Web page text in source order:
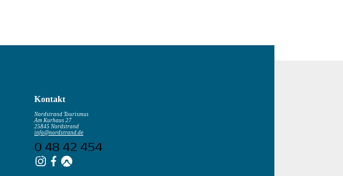
Kontakt
Nordstrand Tourismus
Am Kurhaus 27
25845 Nordstrand
info@nordstrand.de
0 48 42 454